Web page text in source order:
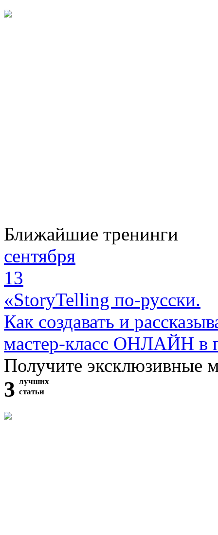
Ближайшие тренинги
сентября
13
«StoryTelling по-русски.
Как создавать и
мастер-класс ОНЛАЙН в
Получите эксклюзивные
3 лучших
статьи